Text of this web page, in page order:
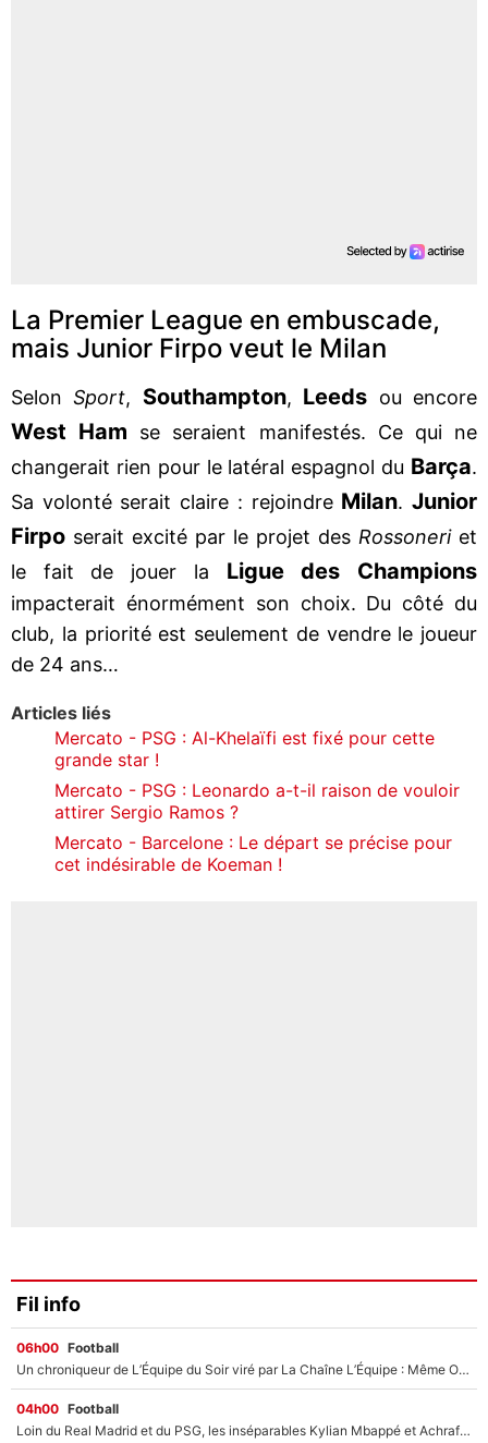
La Premier League en embuscade,
mais Junior Firpo veut le Milan
SelonSport, Southampton, Leeds ou encore
West Ham se seraient manifestés. Ce qui ne
changerait rien pour le latéral espagnol du Barça.
Sa volonté serait claire : rejoindre Milan.Junior
Firpo serait excité par le projet des Rossoneriet
le fait de jouer la Ligue des Champions
impacterait énormément son choix. Du côté du
club, la priorité est seulement de vendre le joueur
de 24 ans…
Articles liés
Mercato - PSG : Al-Khelaïfi est fixé pour cette
grande star !
Mercato - PSG : Leonardo a-t-il raison de vouloir
attirer Sergio Ramos ?
Mercato - Barcelone : Le départ se précise pour
cet indésirable de Koeman !
Fil info
06h00 Football
Un chroniqueur de L’Équipe du Soir viré par La Chaîne L’Équipe : Même Olivier Ménard n’avait pas pu empêcher son départ, «je l’ai appris sur Twitter, je l’ai vécu assez mal»
04h00 Football
Loin du Real Madrid et du PSG, les inséparables Kylian Mbappé et Achraf Hakimi changent d'équipe le temps d'une journée !